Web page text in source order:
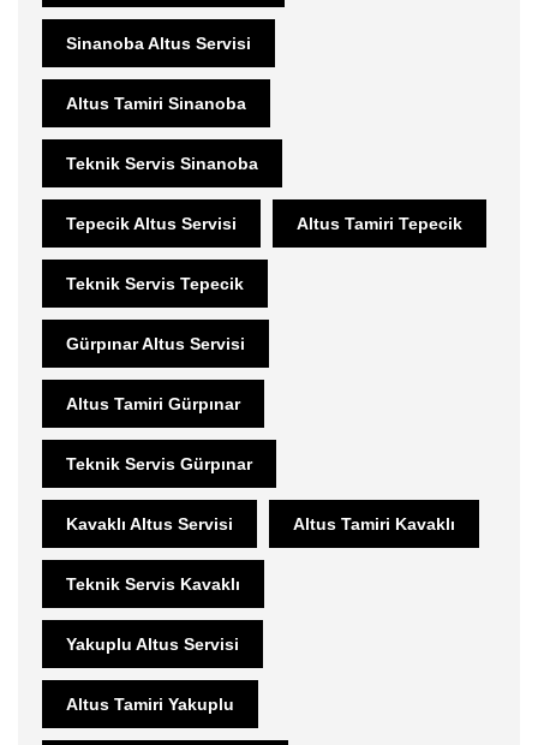
Sinanoba Altus Servisi
Altus Tamiri Sinanoba
Teknik Servis Sinanoba
Tepecik Altus Servisi Altus Tamiri Tepecik
Teknik Servis Tepecik
Gürpınar Altus Servisi
Altus Tamiri Gürpınar
Teknik Servis Gürpınar
Kavaklı Altus Servisi Altus Tamiri Kavaklı
Teknik Servis Kavaklı
Yakuplu Altus Servisi
Altus Tamiri Yakuplu